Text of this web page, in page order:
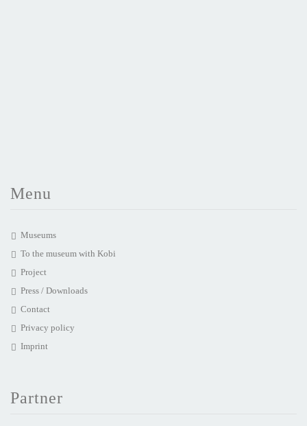
Menu
Museums
To the museum with Kobi
Project
Press / Downloads
Contact
Privacy policy
Imprint
Partner